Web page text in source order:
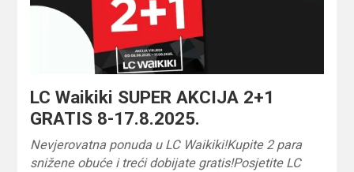
LC Waikiki SUPER AKCIJA 2+1
GRATIS 8-17.8.2025.
Nevjerovatna ponuda u LC Waikiki!Kupite 2 para
snižene obuće i treći dobijate gratis!Posjetite LC